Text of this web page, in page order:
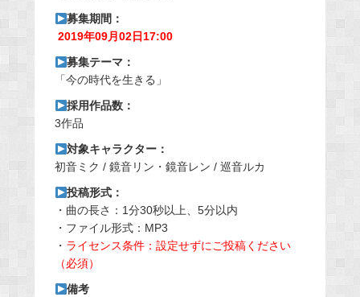
募集期間：
2019年09月02日17:00
募集テーマ：
「今の時代を生きる」
採用作品数：
3作品
対象キャラクター：
初音ミク / 鏡音リン・鏡音レン / 巡音ルカ
投稿形式：
・曲の長さ：1分30秒以上、5分以内
・ファイル形式：MP3
・ ライセンス条件：設定せずにご投稿ください
（必須）
備考